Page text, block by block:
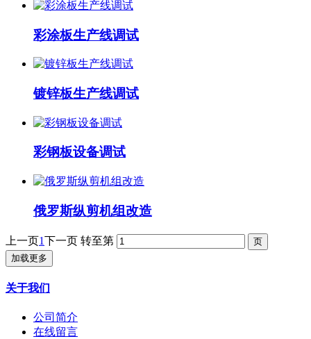
彩涂板生产线调试
镀锌板生产线调试
彩钢板设备调试
俄罗斯纵剪机组改造
上一页1下一页 转至第
加载更多
关于我们
公司简介
在线留言